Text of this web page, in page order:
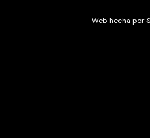
Web hecha por